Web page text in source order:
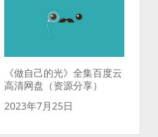
《做自己的光》全集百度云
高清网盘（资源分享）
2023年7月25日